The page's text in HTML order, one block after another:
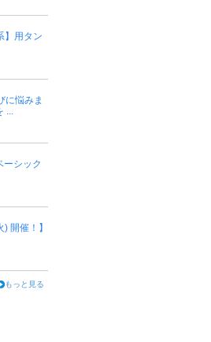
】用タン
に悩みま
...
シック
開催！】
もっと見る